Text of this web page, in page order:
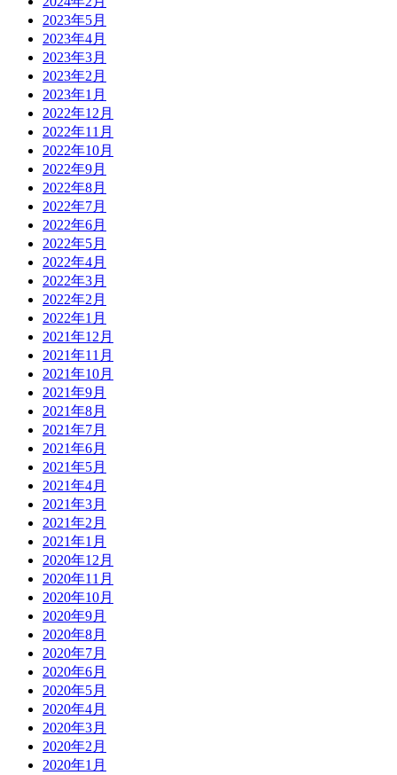
2023年5月
2023年4月
2023年3月
2023年2月
2023年1月
2022年12月
2022年11月
2022年10月
2022年9月
2022年8月
2022年7月
2022年6月
2022年5月
2022年4月
2022年3月
2022年2月
2022年1月
2021年12月
2021年11月
2021年10月
2021年9月
2021年8月
2021年7月
2021年6月
2021年5月
2021年4月
2021年3月
2021年2月
2021年1月
2020年12月
2020年11月
2020年10月
2020年9月
2020年8月
2020年7月
2020年6月
2020年5月
2020年4月
2020年3月
2020年2月
2020年1月